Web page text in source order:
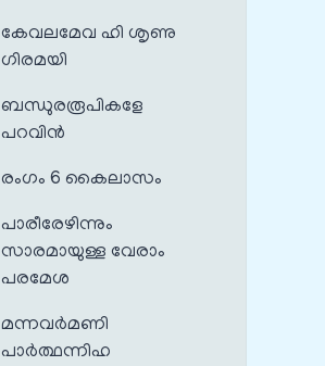
കേവലമേവ ഹി ശൃണു
ഗിരമയി
ബന്ധുരരൂപികളേ
പറവിൻ
രംഗം 6 കൈലാസം
പാരീരേഴിന്നും
സാരമായുള്ള വേരാം
പരമേശ
മന്നവർമണി
പാർത്ഥന്നിഹ